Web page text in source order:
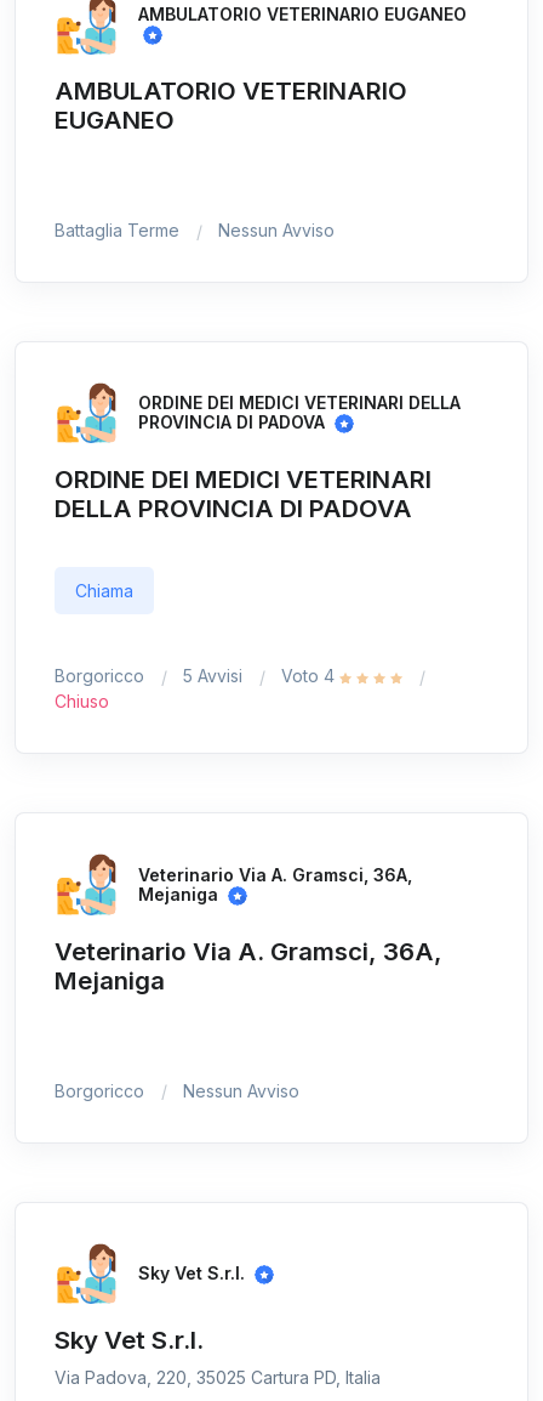
AMBULATORIO VETERINARIO EUGANEO
AMBULATORIO VETERINARIO
EUGANEO
Battaglia Terme Nessun Avviso
ORDINE DEI MEDICI VETERINARI DELLA
PROVINCIA DI PADOVA
ORDINE DEI MEDICI VETERINARI
DELLA PROVINCIA DI PADOVA
Chiama
Borgoricco 5 Avvisi
Voto 4
Chiuso
Veterinario Via A. Gramsci, 36A,
Mejaniga
Veterinario Via A. Gramsci, 36A,
Mejaniga
Borgoricco Nessun Avviso
Sky Vet S.r.l.
Sky Vet S.r.l.
Via Padova, 220, 35025 Cartura PD, Italia